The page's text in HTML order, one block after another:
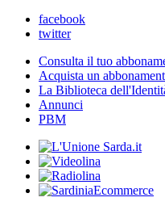
facebook
twitter
Consulta il tuo
Acquista un
La Biblioteca
Annunci
PBM